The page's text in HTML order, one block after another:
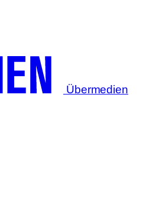
Übermedien